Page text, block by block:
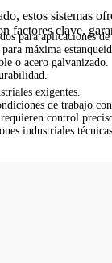
estos sistemas
factores clave,
para aplicaciones
máxima
o acero galvanizado.
exigentes.
de trabajo
requieren control
industriales técnicas.